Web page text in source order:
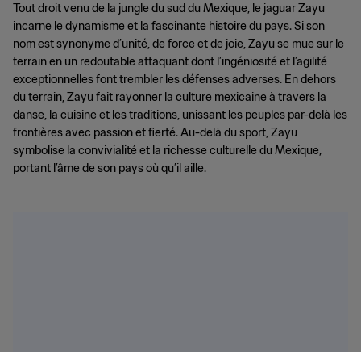
Tout droit venu de la jungle du sud du Mexique, le jaguar Zayu
incarne le dynamisme et la fascinante histoire du pays. Si son
nom est synonyme d’unité, de force et de joie, Zayu se mue sur le
terrain en un redoutable attaquant dont l’ingéniosité et l’agilité
exceptionnelles font trembler les défenses adverses. En dehors
du terrain, Zayu fait rayonner la culture mexicaine à travers la
danse, la cuisine et les traditions, unissant les peuples par-delà les
frontières avec passion et fierté. Au-delà du sport, Zayu
symbolise la convivialité et la richesse culturelle du Mexique,
portant l’âme de son pays où qu’il aille.